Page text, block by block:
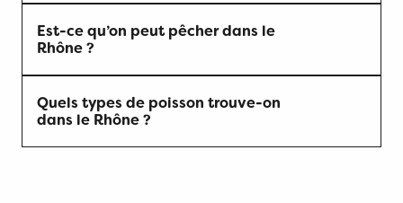
Est-ce qu’on peut pêcher dans le
Rhône ?
Quels types de poisson trouve-on
dans le Rhône ?